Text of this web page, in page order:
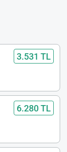
3.531 TL
6.280 TL